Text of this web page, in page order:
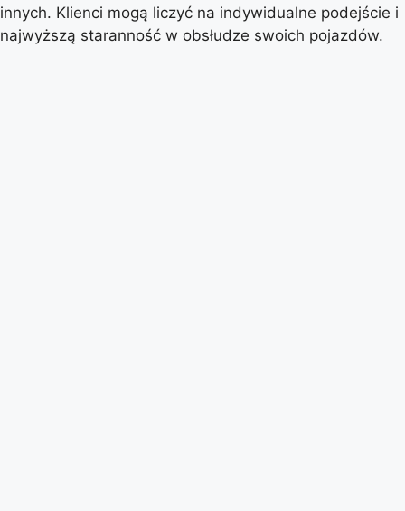
innych. Klienci mogą liczyć na indywidualne podejście i
najwyższą staranność w obsłudze swoich pojazdów.